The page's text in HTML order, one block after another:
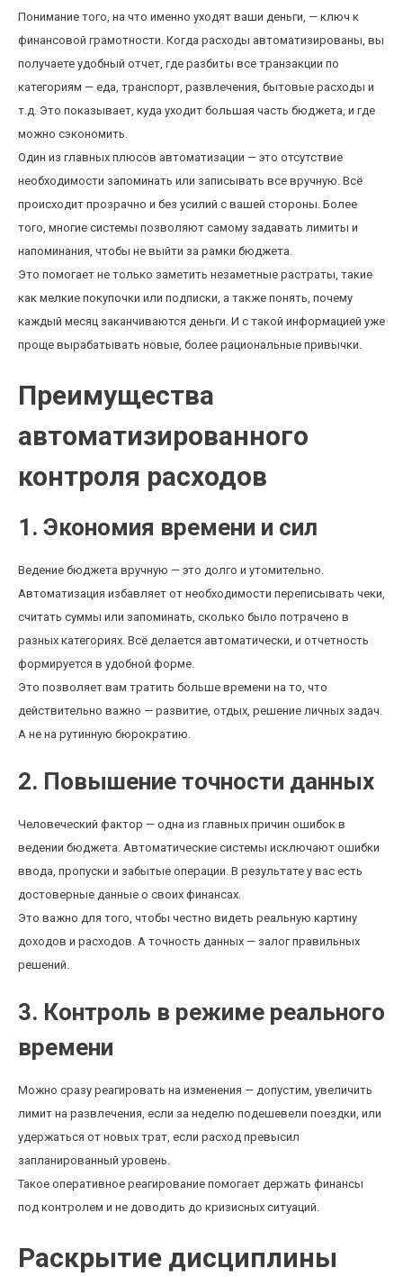
Понимание того, на что именно уходят ваши деньги, — ключ к
финансовой грамотности. Когда расходы автоматизированы, вы
получаете удобный отчет, где разбиты все транзакции по
категориям — еда, транспорт, развлечения, бытовые расходы и
т.д. Это показывает, куда уходит большая часть бюджета, и где
можно сэкономить.
Один из главных плюсов автоматизации — это отсутствие
необходимости запоминать или записывать все вручную. Всё
происходит прозрачно и без усилий с вашей стороны. Более
того, многие системы позволяют самому задавать лимиты и
напоминания, чтобы не выйти за рамки бюджета.
Это помогает не только заметить незаметные растраты, такие
как мелкие покупочки или подписки, а также понять, почему
каждый месяц заканчиваются деньги. И с такой информацией уже
проще вырабатывать новые, более рациональные привычки.
Преимущества
автоматизированного
контроля расходов
1. Экономия времени и сил
Ведение бюджета вручную — это долго и утомительно.
Автоматизация избавляет от необходимости переписывать чеки,
считать суммы или запоминать, сколько было потрачено в
разных категориях. Всё делается автоматически, и отчетность
формируется в удобной форме.
Это позволяет вам тратить больше времени на то, что
действительно важно — развитие, отдых, решение личных задач.
А не на рутинную бюрократию.
2. Повышение точности данных
Человеческий фактор — одна из главных причин ошибок в
ведении бюджета. Автоматические системы исключают ошибки
ввода, пропуски и забытые операции. В результате у вас есть
достоверные данные о своих финансах.
Это важно для того, чтобы честно видеть реальную картину
доходов и расходов. А точность данных — залог правильных
решений.
3. Контроль в режиме реального
времени
Можно сразу реагировать на изменения — допустим, увеличить
лимит на развлечения, если за неделю подешевели поездки, или
удержаться от новых трат, если расход превысил
запланированный уровень.
Такое оперативное реагирование помогает держать финансы
под контролем и не доводить до кризисных ситуаций.
Раскрытие дисциплины